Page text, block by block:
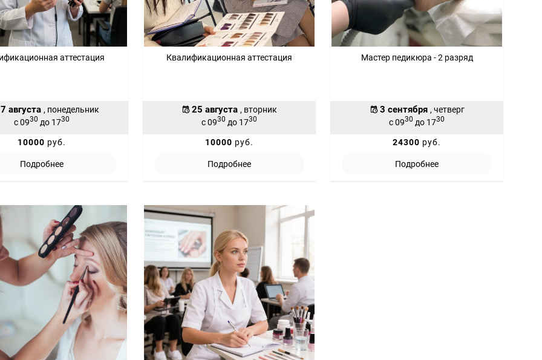
аттестация
августа , понедельник
с 0930 до 1730
10000 руб.
Подробнее
Квалификационная аттестация
25 августа , вторник
с 0930 до 1730
10000 руб.
Подробнее
Мастер педикюра - 2 разряд
3 сентября , четверг
с 0930 до 1730
24300 руб.
Подробнее